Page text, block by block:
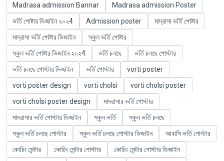
Madrasa admission Bannar
Madrasa admission Poster
ভর্তি পোষ্টার ডিজাইন ২০২4
Admission poster
মাদ্রাসা ভর্তি পোষ্টার
মাদ্রাসা ভর্তি পোষ্টার ডিজাইন
স্কুল ভর্তি পোষ্টার
স্কুল ভর্তি পোষ্টার ডিজাইন ২০২4
ভর্তি চলছে
ভর্তি চলছে পোস্টার
ভর্তি চলছে পোস্টার ডিজাইন
ভর্তি পোস্টার
vorti poster
vorti poster design
vorti cholsi
vorti cholsi poster
vorti cholsi poster design
মাদরাসার ভর্তি পোস্টার
মাদরাসার ভর্তি পোস্টার ডিজাইন
স্কুল ভর্তি
স্কুল ভর্তি চলছে
স্কুল ভর্তি চলছে পোস্টার
স্কুল ভর্তি চলছে পোস্টার ডিজাইন
আবাসি ভর্তি পোস্টার
কোচিং সেন্টার
কোচিং সেন্টার পোস্টার
কোচিং সেন্টার পোস্টার ডিজাইন